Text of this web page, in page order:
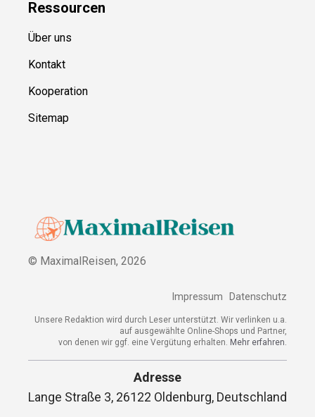
Ressourcen
Über uns
Kontakt
Kooperation
Sitemap
© MaximalReisen, 2026
Impressum Datenschutz
Unsere Redaktion wird durch Leser unterstützt. Wir verlinken u.a.
auf ausgewählte Online-Shops und Partner,
von denen wir ggf. eine Vergütung erhalten. Mehr erfahren.
Adresse
Lange Straße 3, 26122 Oldenburg, Deutschland